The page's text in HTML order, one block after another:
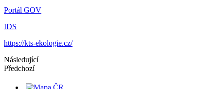
Portál GOV
IDS
https://kts-ekologie.cz/
Následující
Předchozí